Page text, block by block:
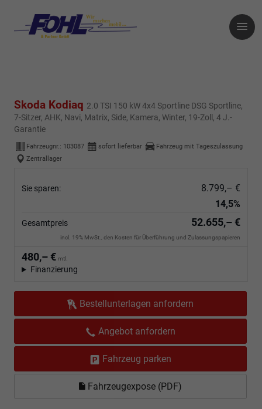
Skoda Kodiaq 2.0 TSI 150 kW 4x4 Sportline DSG Sportline,
7-Sitzer, AHK, Navi, Matrix, Side, Kamera, Winter, 19-Zoll, 4 J.-
Garantie
Fahrzeugnr.: 103087 sofort lieferbar
Fahrzeug mit Tageszulassung
Zentrallager
Sie sparen:
8.799,– €
14,5%
Gesamtpreis 52.655,– €
incl. 19% MwSt., den Kosten für Überführung und Zulassungspapieren
480,– € mtl.
Finanzierung
Bestellunterlagen anfordern
Angebot anfordern
Fahrzeug parken
Fahrzeugexpose (PDF)